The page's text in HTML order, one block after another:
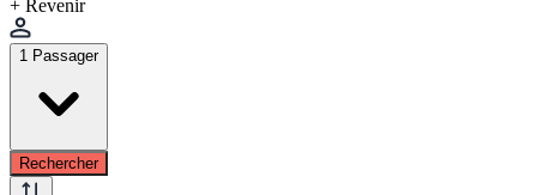
+ Revenir
1 Passager
Rechercher